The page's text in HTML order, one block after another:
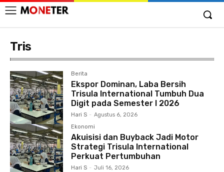
Tris
Berita
Ekspor Dominan, Laba Bersih
Trisula International Tumbuh Dua
Digit pada Semester I 2026
Hari S - Agustus 6, 2026
Ekonomi
Akuisisi dan Buyback Jadi Motor
Strategi Trisula International
Perkuat Pertumbuhan
Hari S - Juli 16, 2026